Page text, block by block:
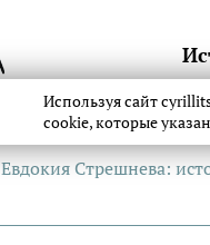
Евдокия Стрешнева:
Используя сайт
cookie, которые